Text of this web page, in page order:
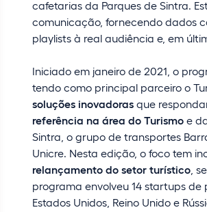
cafetarias da Parques de Sintra.
comunicação, fornecendo dados
playlists à real audiência e, em
Iniciado em janeiro de 2021, o
tendo como principal parceiro o
soluções inovadoras que
referência na área do Turismo e
Sintra, o grupo de transportes
Unicre. Nesta edição, o foco tem
relançamento do setor turístico ,
programa envolveu 14 startups de
Estados Unidos, Reino Unido e